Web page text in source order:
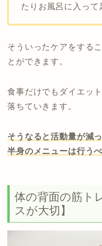
たりお風呂に入って
そういったケアをする
とができます。
食事だけでもダイエッ
落ちていきます。
そうなると活動量が減
半身のメニューは行う
体の背面の筋ト
スが大切】